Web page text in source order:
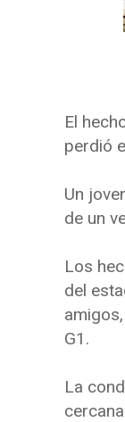
El
perdió
Un
de un
Los
del
G1.
La